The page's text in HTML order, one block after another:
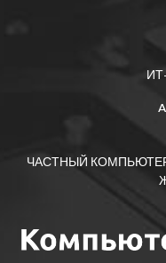
ЧАСТНЫЙ